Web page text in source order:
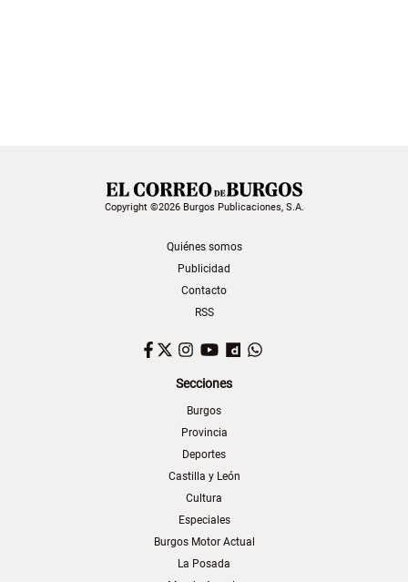
Copyright ©2026 Burgos Publicaciones, S.A.
Quiénes somos
Publicidad
Contacto
RSS
Facebook
TwitterInstagram
YouTubeDailymotion
Secciones
Burgos
Provincia
Deportes
Castilla y León
Cultura
Especiales
Burgos Motor Actual
La Posada